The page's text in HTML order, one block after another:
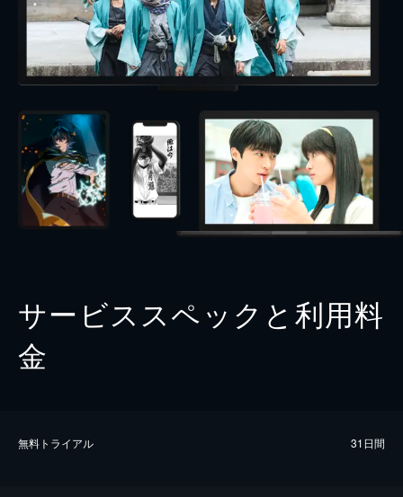
サービススペックと利用料
金
無料トライアル 31日間